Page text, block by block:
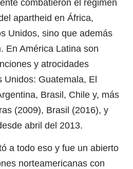
combatieron el régimen
apartheid en África,
Unidos, sino que además
En América Latina son
y atrocidades
Unidos: Guatemala, El
Brasil, Chile y, más
(2009), Brasil (2016), y
abril del 2013.
a todo eso y fue un abierto
norteamericanas con